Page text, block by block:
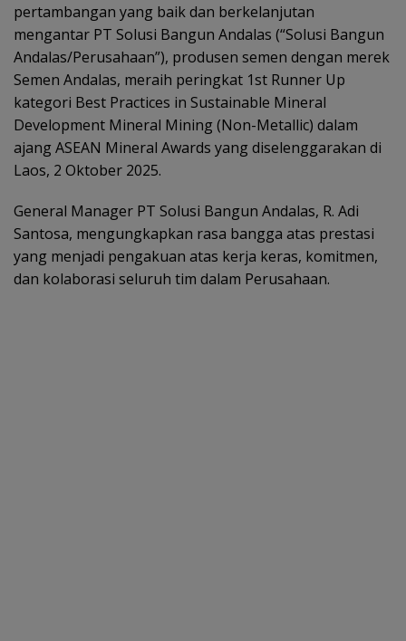
pertambangan yang baik dan berkelanjutan
mengantar PT Solusi Bangun Andalas (“Solusi Bangun
Andalas/Perusahaan”), produsen semen dengan merek
Semen Andalas, meraih peringkat 1st Runner Up
kategori Best Practices in Sustainable Mineral
Development Mineral Mining (Non-Metallic) dalam
ajang ASEAN Mineral Awards yang diselenggarakan di
Laos, 2 Oktober 2025.
General Manager PT Solusi Bangun Andalas, R. Adi
Santosa, mengungkapkan rasa bangga atas prestasi
yang menjadi pengakuan atas kerja keras, komitmen,
dan kolaborasi seluruh tim dalam Perusahaan.